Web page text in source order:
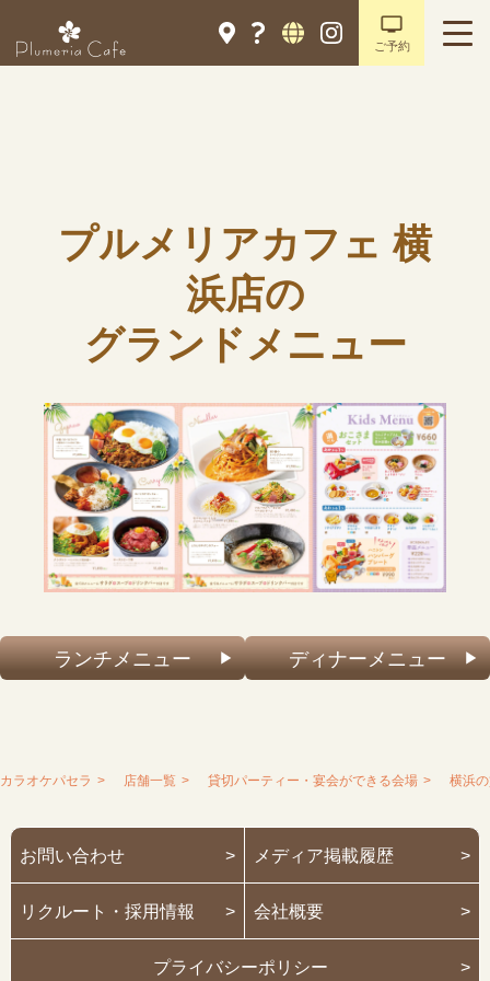
ご予約
プルメリアカフェ 横
浜店の
グランドメニュー
ランチメニュー ディナーメニュー
カラオケパセラ 店舗一覧 貸切パーティー・宴会ができる会場 横浜
お問い合わせ > メディア掲載履歴 >
リクルート・採用情報 > 会社概要 >
プライバシーポリシー >